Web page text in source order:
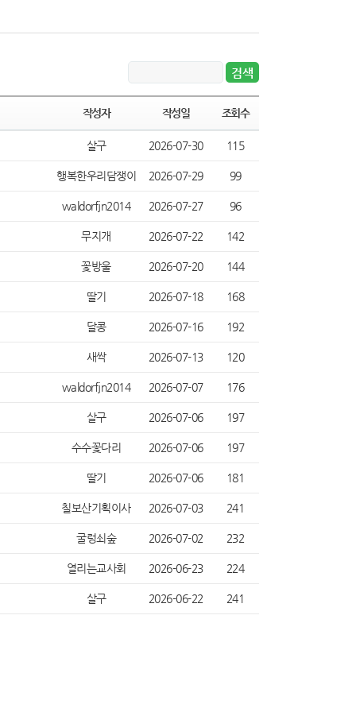
작성자 작성일 조회수
살구 2026-07-30 115
행복한우리담쟁이 2026-07-29 99
waldorfjn2014 2026-07-27 96
무지개 2026-07-22 142
꽃방울 2026-07-20 144
딸기 2026-07-18 168
달콩 2026-07-16 192
새싹 2026-07-13 120
waldorfjn2014 2026-07-07 176
살구 2026-07-06 197
수수꽃다리 2026-07-06 197
딸기 2026-07-06 181
칠보산기획이사 2026-07-03 241
굴렁쇠숲 2026-07-02 232
열리는교사회 2026-06-23 224
살구 2026-06-22 241